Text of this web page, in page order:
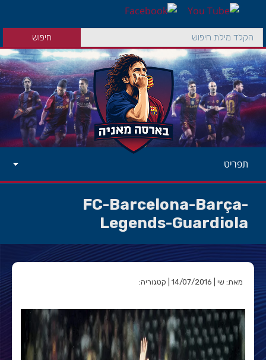
תפריט
FC-Barcelona-Barça-
Legends-Guardiola
מאת: שי | 14/07/2016 | קטגוריה: